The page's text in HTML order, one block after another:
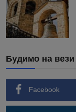
Будимо на вези
Facebook